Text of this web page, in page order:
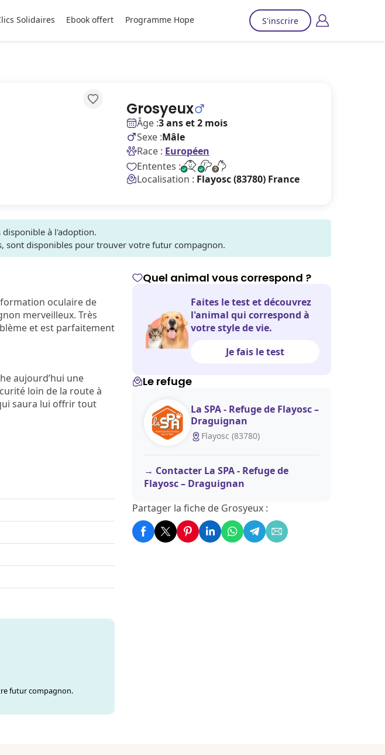
Solidaires Ebook offert Programme Hope S'inscrire
Grosyeux
Âge :3 ans et 2 mois
Sexe :Mâle
Race : Européen
Ententes :
Localisation : Flayosc (83780) France
disponible à l'adoption.
sont disponibles pour trouver votre futur compagnon.
oculaire de
merveilleux. Très
et est parfaitement
aujourd’hui une
loin de la route à
saura lui offrir tout
futur compagnon.
Quel animal vous correspond ?
Faites le test et découvrez
l'animal qui correspond à
votre style de vie.
Je fais le test
Le refuge
La SPA - Refuge de Flayosc –
Draguignan
Flayosc (83780)
Contacter La SPA - Refuge de
Flayosc – Draguignan
Partager la fiche de Grosyeux :